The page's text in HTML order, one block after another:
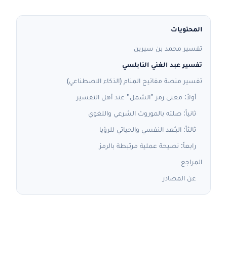
المحتويات
تفسير محمد بن سيرين
تفسير عبد الغني النابلسي
تفسير منصة مفاتيح المنام (الذكاء الاصطناعي)
أولاً: معنى رمز "الشمل" عند أهل التفسير
ثانياً: صلته بالموروث الشرعي واللغوي
ثالثاً: البـُعد النفسي والحياتي للرؤيا
رابعاً: نصيحة عملية مرتبطة بالرمز
المراجع
عن المصادر